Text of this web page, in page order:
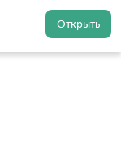
Открыть
Регистрация